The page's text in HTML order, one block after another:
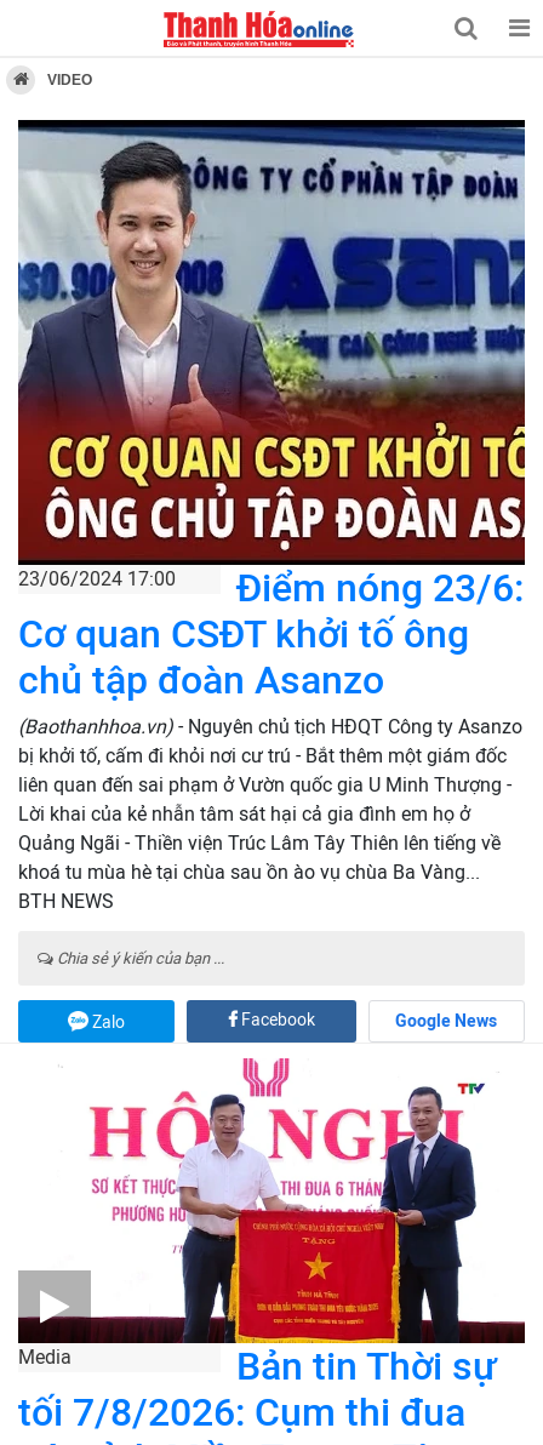
VIDEO
23/06/2024 17:00
Điểm nóng 23/6:
Cơ quan CSĐT khởi tố ông
chủ tập đoàn Asanzo
(Baothanhhoa.vn) - Nguyên chủ tịch HĐQT Công ty Asanzo
bị khởi tố, cấm đi khỏi nơi cư trú - Bắt thêm một giám đốc
liên quan đến sai phạm ở Vườn quốc gia U Minh Thượng -
Lời khai của kẻ nhẫn tâm sát hại cả gia đình em họ ở
Quảng Ngãi - Thiền viện Trúc Lâm Tây Thiên lên tiếng về
khoá tu mùa hè tại chùa sau ồn ào vụ chùa Ba Vàng...
BTH NEWS
Chia sẻ ý kiến của bạn ...
Zalo Facebook Google News
Media
Bản tin Thời sự
tối 7/8/2026: Cụm thi đua